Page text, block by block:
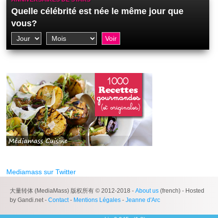
Quelle célébrité est née le même jour que
vous?
Mediamass sur Twitter
大量转体 (MediaMass) 版权所有 © 2012-2018 - About us (french) - Hosted
by Gandi.net - Contact- Mentions Légales - Jeanne d'Arc